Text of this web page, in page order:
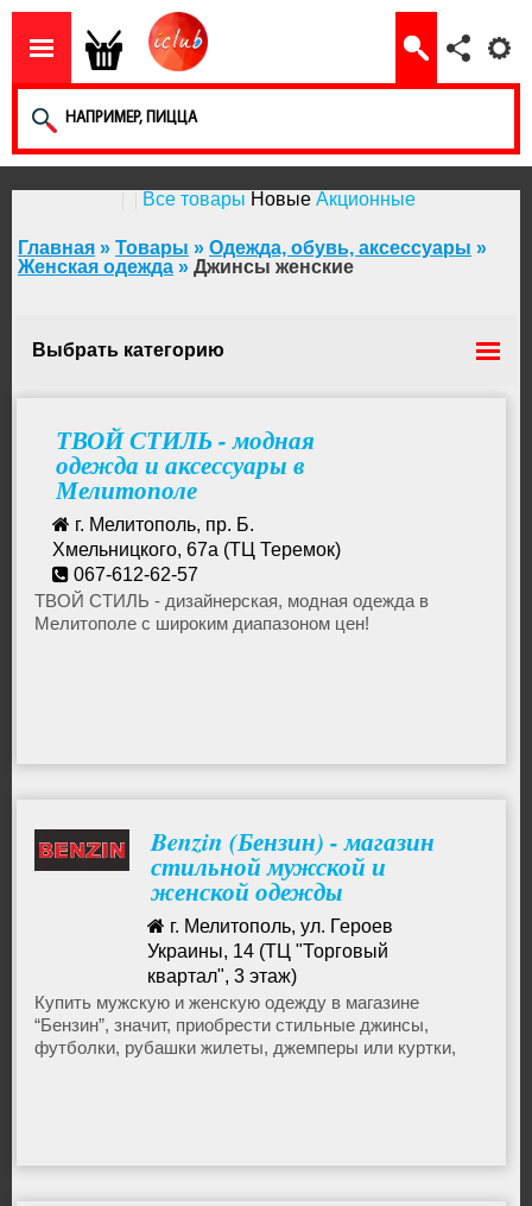
Все товары Новые Акционные
Главная » Товары » Одежда, обувь, аксессуары »
Женская одежда » Джинсы женские
Выбрать категорию
Свитшоты, толстовки женские
Женские спортивные костюмы
Комбинезоны женские
Футболки и майки
Свитера и кардиганы
Пиджаки и жилеты
ТВОЙ СТИЛЬ - модная
одежда и аксессуары в
Мелитополе
г. Мелитополь, пр. Б.
Хмельницкого, 67а (ТЦ Теремок)
067-612-62-57
world.woman.2017@gmail.com
ТВОЙ СТИЛЬ - дизайнерская, модная одежда в
Мелитополе с широким диапазоном цен!
Benzin (Бензин) - магазин
стильной мужской и
женской одежды
г. Мелитополь, ул. Героев
Украины, 14 (ТЦ "Торговый
квартал", 3 этаж)
067-999-29-79
colo17@mail.ru
Купить мужскую и женскую одежду в магазине
“Бензин”, значит, приобрести стильные джинсы,
футболки, рубашки жилеты, джемперы или куртки,